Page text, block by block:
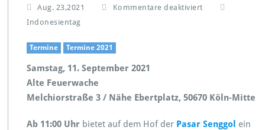
Aug. 23,2021 Kommentare deaktiviert
e
i
Indonesientag
Termine Termine 2021
Samstag, 11. September 2021
Alte Feuerwache
Melchiorstraße 3 / Nähe Ebertplatz, 50670 Köln-Mitte
Ab 11:00 Uhr bietet auf dem Hof der Pasar Senggol ein